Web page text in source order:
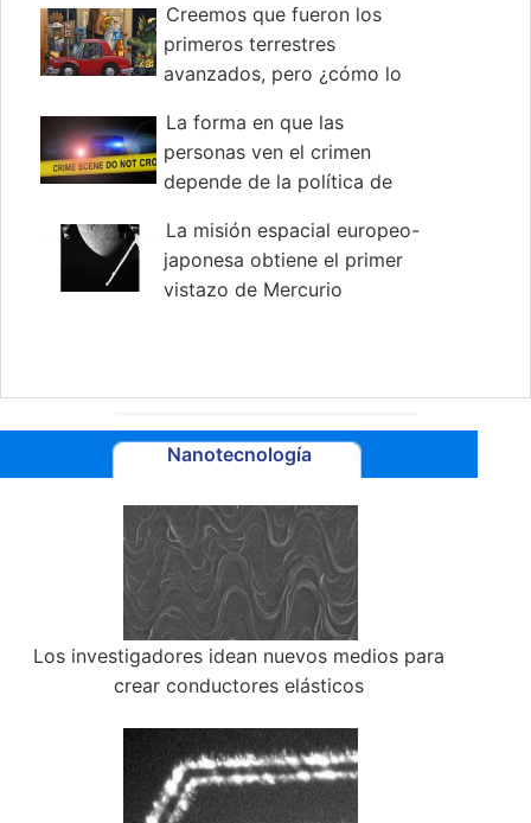
Creemos que fueron los
primeros terrestres
avanzados, pero ¿cómo lo
La forma en que las
personas ven el crimen
depende de la política de
La misión espacial europeo-
japonesa obtiene el primer
vistazo de Mercurio
Nanotecnología
Los investigadores idean nuevos medios para
crear conductores elásticos